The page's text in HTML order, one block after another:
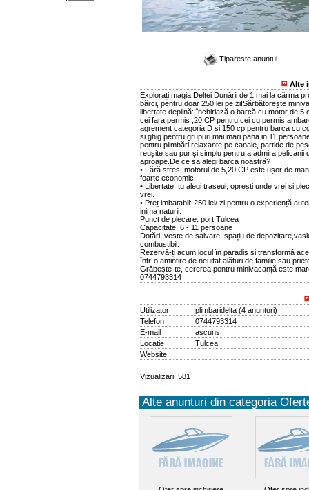
Tipareste anuntul
Alte
Explorați magia Deltei Dunării de 1 mai la cârma
bărci, pentru doar 250 lei pe zi!Sărbătorește
libertate deplină: închiriază o barcă cu motor de 5
cei fara permis ,20 CP pentru cei cu permis
agrement categoria D si 150 cp pentru barca cu
si ghig pentru grupuri mai mari pana in 11
pentru plimbări relaxante pe canale, partide de
reușite sau pur și simplu pentru a admira pelicanii
aproape.De ce să alegi barca noastră?
• Fără stres: motorul de 5,20 CP este ușor de
foarte economic.
• Libertate: tu alegi traseul, oprești unde vrei și
vrei.
• Preț imbatabil: 250 lei/ zi pentru o experiență
inima naturii.
Punct de plecare: port Tulcea
Capacitate: 6 - 11 persoane
Dotări: veste de salvare, spațiu de
combustibil.
Rezervă-ți acum locul în paradis și transformă
într-o amintire de neuitat alături de familie sau
Grăbește-te, cererea pentru minivacanță este
0744793314
Utilizator plimbaridelta(4 anunturi)
Telefon
0744793314
E-mail
ascuns
Locatie
Tulcea
Website
Vizualizari: 581
Alte anunturi din categoria